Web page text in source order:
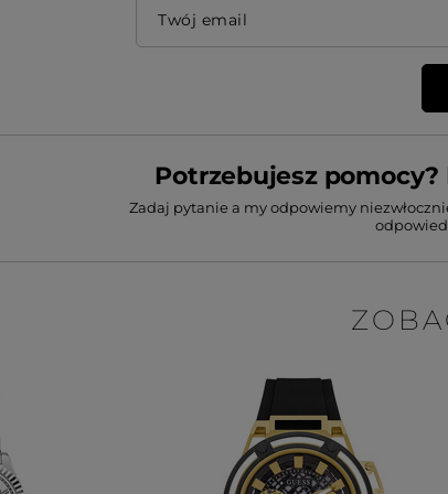
Twój email
Potrzebujesz pomocy?
Zadaj pytanie a my odpowiemy